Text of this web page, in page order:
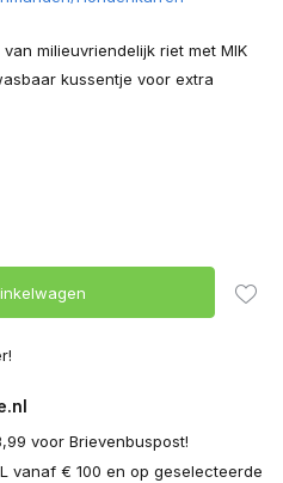
milieuvriendelijk riet met MIK
kussentje voor extra
voor Brievenbuspost!
vanaf € 100 en op geselecteerde